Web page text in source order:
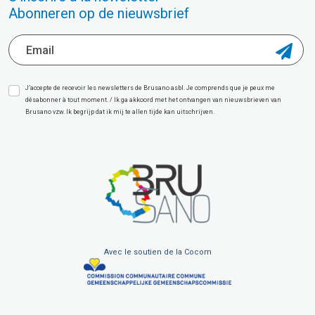
Abonneren op de nieuwsbrief
J’accepte de recevoir les newsletters de Brusano asbl. Je comprends que je peux me
désabonner à tout moment. / Ik ga akkoord met het ontvangen van nieuwsbrieven van
Brusano vzw. Ik begrijp dat ik mij te allen tijde kan uitschrijven.
Avec le soutien de la Cocom